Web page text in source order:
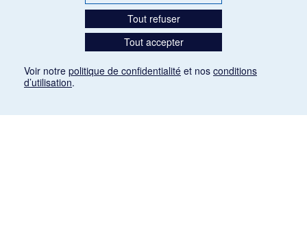
Tout refuser
Tout accepter
Voir notre politique de confidentialité et nos conditions
d’utilisation.